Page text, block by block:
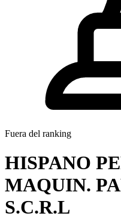
Fuera del ranking
HISPANO
MAQUIN.
S.C.R.L